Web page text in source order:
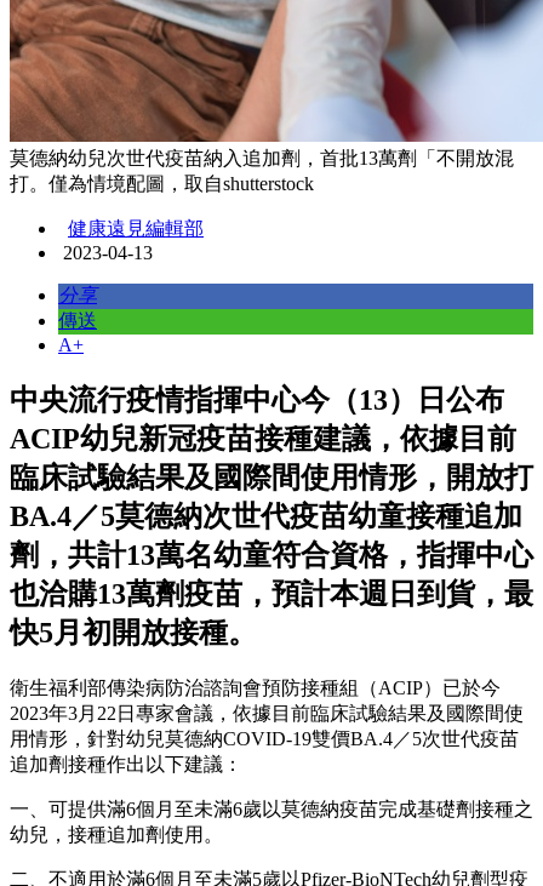
莫德納幼兒次世代疫苗納入追加劑，首批13萬劑「不開放混
打。僅為情境配圖，取自shutterstock
健康遠見編輯部
2023-04-13
分享
傳送
A+
中央流行疫情指揮中心今（13）日公布
ACIP幼兒新冠疫苗接種建議，依據目前
臨床試驗結果及國際間使用情形，開放打
BA.4／5莫德納次世代疫苗幼童接種追加
劑，共計13萬名幼童符合資格，指揮中心
也洽購13萬劑疫苗，預計本週日到貨，最
快5月初開放接種。
衛生福利部傳染病防治諮詢會預防接種組（ACIP）已於今
2023年3月22日專家會議，依據目前臨床試驗結果及國際間使
用情形，針對幼兒莫德納COVID-19雙價BA.4／5次世代疫苗
追加劑接種作出以下建議：
一、可提供滿6個月至未滿6歲以莫德納疫苗完成基礎劑接種之
幼兒，接種追加劑使用。
二、不適用於滿6個月至未滿5歲以Pfizer-BioNTech幼兒劑型疫